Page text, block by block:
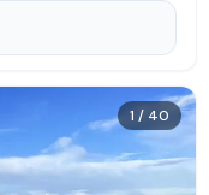
1 / 40